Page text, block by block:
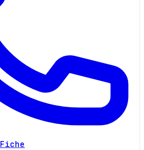
Fiche